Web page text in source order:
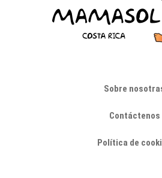
Sobre
Contáctenos
Política de